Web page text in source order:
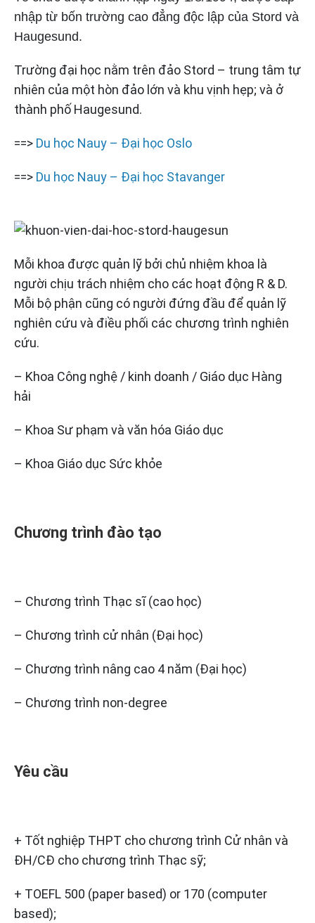
nhập từ bốn trường cao đẳng độc lập của Stord và
Haugesund.
Trường đại học nằm trên đảo Stord – trung tâm tự
nhiên của một hòn đảo lớn và khu vịnh hẹp; và ở
thành phố Haugesund.
==> Du học Nauy – Đại học Oslo
==> Du học Nauy – Đại học Stavanger
Mỗi khoa được quản lỹ bởi chủ nhiệm khoa là
người chịu trách nhiệm cho các hoạt động R & D.
Mỗi bộ phận cũng có người đứng đầu để quản lỹ
nghiên cứu và điều phối các chương trình nghiên
cứu.
– Khoa Công nghệ / kinh doanh / Giáo dục Hàng
hải
– Khoa Sư phạm và văn hóa Giáo dục
– Khoa Giáo dục Sức khỏe
Chương trình đào tạo
– Chương trình Thạc sĩ (cao học)
– Chương trình cử nhân (Đại học)
– Chương trình nâng cao 4 năm (Đại học)
– Chương trình non-degree
Yêu cầu
+ Tốt nghiệp THPT cho chương trình Cử nhân và
ĐH/CĐ cho chương trình Thạc sỹ;
+ TOEFL 500 (paper based) or 170 (computer
based);